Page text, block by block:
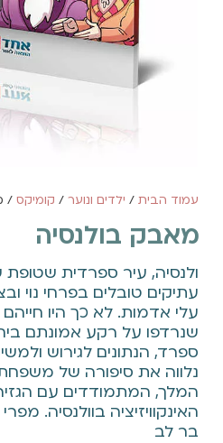
עמוד הבית/ ילדים ונוער/ קומיקס/
מאבק בולנסיה
ולנסיה, עיר ספרדית
עתיקים טובלים בפרחי נוי
עלי אדמות. לא כך היו חייהם
שנרדפו על רקע אמונתם
ספרד, הנתונים לגירוש
נלווה את סיפורה של
המלך, המתמודדים עם
האינקוויזיציה בוולנסיה.
בר לב